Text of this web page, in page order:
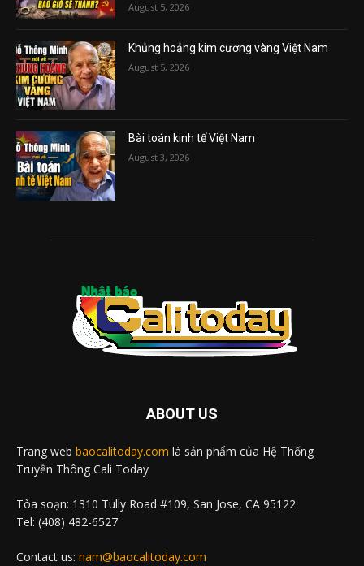
August 5, 2026
Khủng hoảng kim cương vàng Việt Nam
August 5, 2026
Bài toán kinh tế Việt Nam
August 3, 2026
ABOUT US
Trang web baocalitoday.com là sản phẩm của Hệ Thống
Truyền Thông Cali Today
Tòa soạn: 1310 Tully Road #109, San Jose, CA 95122
Tel: (408) 482-6527
Contact us: nam@baocalitoday.com